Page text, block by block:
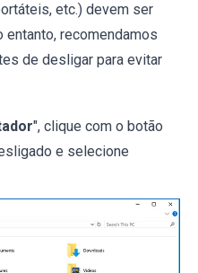
etc.) devem ser
recomendamos
de desligar para evitar
", clique com o botão
e selecione